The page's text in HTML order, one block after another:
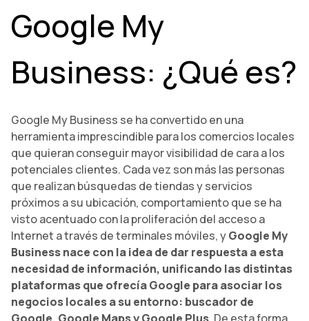
Google My
Business: ¿Qué es?
Google My Business se ha convertido en una
herramienta imprescindible para los comercios locales
que quieran conseguir mayor visibilidad de cara a los
potenciales clientes. Cada vez son más las personas
que realizan búsquedas de tiendas y servicios
próximos a su ubicación, comportamiento que se ha
visto acentuado con la proliferación del acceso a
Internet a través de terminales móviles, yGoogle My
Business nace con la idea de dar respuesta a esta
necesidad de información, unificando las distintas
plataformas que ofrecía Google para asociar los
negocios locales a su entorno: buscador de